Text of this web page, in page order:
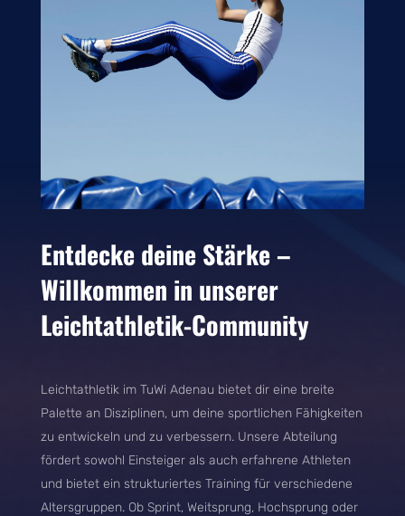
Entdecke deine Stärke –
Willkommen in unserer
Leichtathletik-Community
Leichtathletik im TuWi Adenau bietet dir eine breite
Palette an Disziplinen, um deine sportlichen Fähigkeiten
zu entwickeln und zu verbessern. Unsere Abteilung
fördert sowohl Einsteiger als auch erfahrene Athleten
und bietet ein strukturiertes Training für verschiedene
Altersgruppen. Ob Sprint, Weitsprung, Hochsprung oder